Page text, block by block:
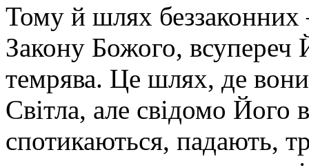
Тому й шлях беззаконних
Закону Божого, всупереч
темрява. Це шлях, де
Світла, але свідомо
спотикаються, падають,